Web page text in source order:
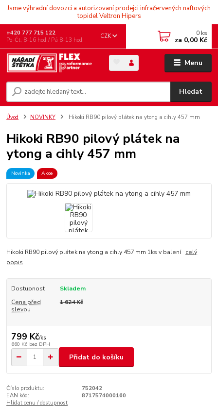
Jsme výhradní dovozci a autorizovaní prodejci infračervených naftových
topidel Veltron Hipers
Menu
CZK
Hledat
+420 777 715 122
Po-Čt, 8-16 hod./ Pá 8-13 hod.
0 ks
za 0,00 Kč
Úvod NOVINKY Hikoki RB90 pilový plátek na ytong a cihly 457 mm
Hikoki RB90 pilový plátek na
ytong a cihly 457 mm
Novinka Akce
Hikoki RB90 pilový plátek na ytong a cihly 457 mm 1ks v balení celý
popis
Dostupnost
Skladem
Cena před
slevou
1 624 Kč
799 Kč/ks
660 Kč bez DPH
Přidat do košíku
Číslo produktu:
752042
EAN kód:
8717574000160
Hlídat cenu / dostupnost